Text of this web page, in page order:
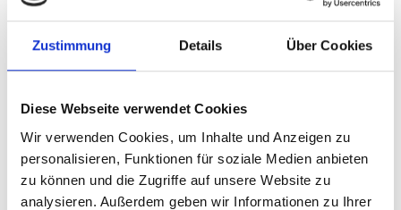
Zustimmung Details Über Cookies
Diese Webseite verwendet Cookies
Wir verwenden Cookies, um Inhalte und Anzeigen zu
personalisieren, Funktionen für soziale Medien anbieten
zu können und die Zugriffe auf unsere Website zu
analysieren. Außerdem geben wir Informationen zu Ihrer
verknüpft.
Soziale Eingebundenheit
Arbeit ermöglicht es uns, Teil einer sozialen Gemeinschaft zu
ist ein Ort, an dem wir in ein Netzwerk von Beziehungen
eingebunden sind, was für unser soziales Wohlbefinden von
Bedeutung ist.